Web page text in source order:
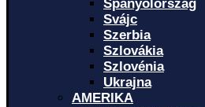
Spanyolország
Svájc
Szerbia
Szlovákia
Szlovénia
Ukrajna
AMERIKA